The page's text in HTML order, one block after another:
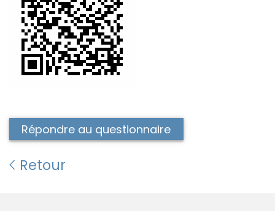
Répondre au questionnaire
Retour